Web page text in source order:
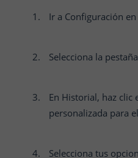
Ir a Configuración
Selecciona la
En Historial, haz clic
personalizada para
Selecciona tus